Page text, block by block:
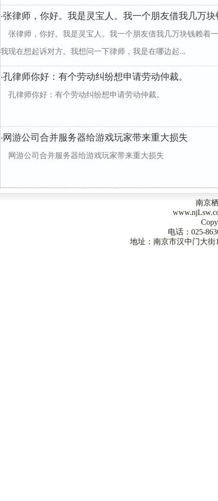
·张律师，你好。我是灵宝人。我一个朋友借我几万块
张律师，你好。我是灵宝人。我一个朋友借我几万块钱赖着
我现在想起诉对方。我想问一下律师，我是在哪边起...
·孔律师你好：有个劳动纠纷想申请劳动仲裁。
孔律师你好：有个劳动纠纷想申请劳动仲裁。
· 网游公司合并服务器给游戏玩家带来重大损失
网游公司合并服务器给游戏玩家带来重大损失
南京
电话：025-
地址：南京市汉中门大